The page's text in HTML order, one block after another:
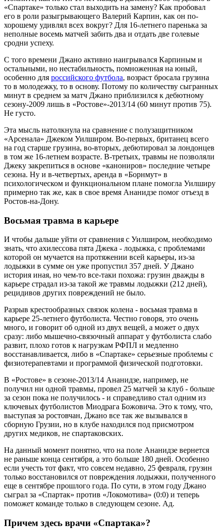
«Спартаке» только стал выходить на замену? Как пробовал
его в роли разыгрывающего Валерий Карпин, как он по-
хорошему удивлял всех вокруг? Для 16-летнего паренька за
неполные восемь матчей забить два и отдать две голевые
сродни успеху.
С того времени Джано активно наигрывался Карпиным и
остальными, но нестабильность, помноженная на юный,
особенно для российского футбола, возраст бросала грузина
то в молодежку, то в основу. Потому по количеству сыгранных
минут в среднем за матч Джано приблизился к дебютному
сезону-2009 лишь в «Ростове»-2013/14 (60 минут против 75).
Не густо.
Эта мысль натолкнула на сравнение с полузащитником
«Арсенала» Джеком Уилширом. Во-первых, британец всего
на год старше грузина, во-вторых, дебютировал за лондонцев
в том же 16-летнем возрасте. В-третьих, травмы не позволяли
Джеку закрепиться в основе «канониров» последние четыре
сезона. Ну и в-четвертых, аренда в «Борнмут» в
психологическом и функциональном плане помогла Уилширу
примерно так же, как в свое время Ананидзе помог отъезд в
Ростов-на-Дону.
Восьмая травма в карьере
И чтобы дальше уйти от сравнения с Уилширом, необходимо
знать, что ахилессова пята Джека - лодыжка, с проблемами
которой он мучается на протяжении всей карьеры, из-за
лодыжки в сумме он уже пропустил 357 дней. У Джано
история иная, но чем-то все-таки похожа: грузин дважды в
карьере страдал из-за такой же травмы лодыжки (212 дней),
рецидивов других повреждений не было.
Разрыв крестообразных связок колена - восьмая травма в
карьере 25-летнего футболиста. Честно говоря, это очень
много, и говорит об одной из двух вещей, а может о двух
сразу: либо мышечно-связочный аппарат у футболиста слабо
развит, плохо готов к нагрузкам РФПЛ и медленно
восстанавливается, либо в «Спартаке» серьезные проблемы с
физиотерапевтами и программой физической подготовки.
В «Ростове» в сезоне-2013/14 Ананидзе, например, не
получил ни одной травмы, провел 25 матчей за клуб - больше
за сезон пока не получилось - и справедливо стал одним из
ключевых футболистов Миодрага Божовича. Это к тому, что,
выступая за ростовчан, Джано все так же вызывался в
сборную Грузии, но в клубе находился под присмотром
других медиков, не спартаковских.
На данный момент понятно, что на поле Ананидзе вернется
не раньше конца сентября, а это больше 180 дней. Особенно
если учесть тот факт, что совсем недавно, 25 февраля, грузин
только восстановился от повреждения лодыжки, полученного
еще в сентябре прошлого года. По сути, в этом году Джано
сыграл за «Спартак» против «Локомотива» (0:0) и теперь
поможет команде только в следующем сезоне. Ад.
Причем здесь врачи «Спартака»?